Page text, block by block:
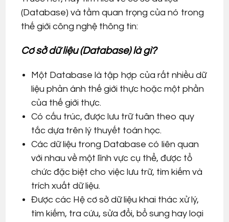
(Database) và tầm quan trọng của nó trong
thế giới công nghệ thông tin:
Cơ sở dữ liệu (Database) là gì?
Một Database là tập hợp của rất nhiều dữ
liệu phản ánh thế giới thực hoặc một phần
của thế giới thực.
Có cấu trúc, được lưu trữ tuân theo quy
tắc dựa trên lý thuyết toán học.
Các dữ liệu trong Database có liên quan
với nhau về một lĩnh vực cụ thể, được tổ
chức đặc biệt cho việc lưu trữ, tìm kiếm và
trích xuất dữ liệu.
Được các Hệ cơ sở dữ liệu khai thác xử lý,
tìm kiếm, tra cứu, sửa đổi, bổ sung hay loại